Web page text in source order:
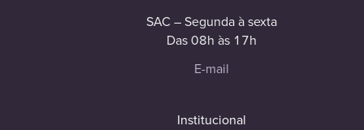
SAC – Segunda à sexta
Das 08h às 17h
E-mail
Institucional